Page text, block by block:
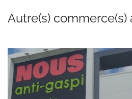
Autre(s) commerce(s)